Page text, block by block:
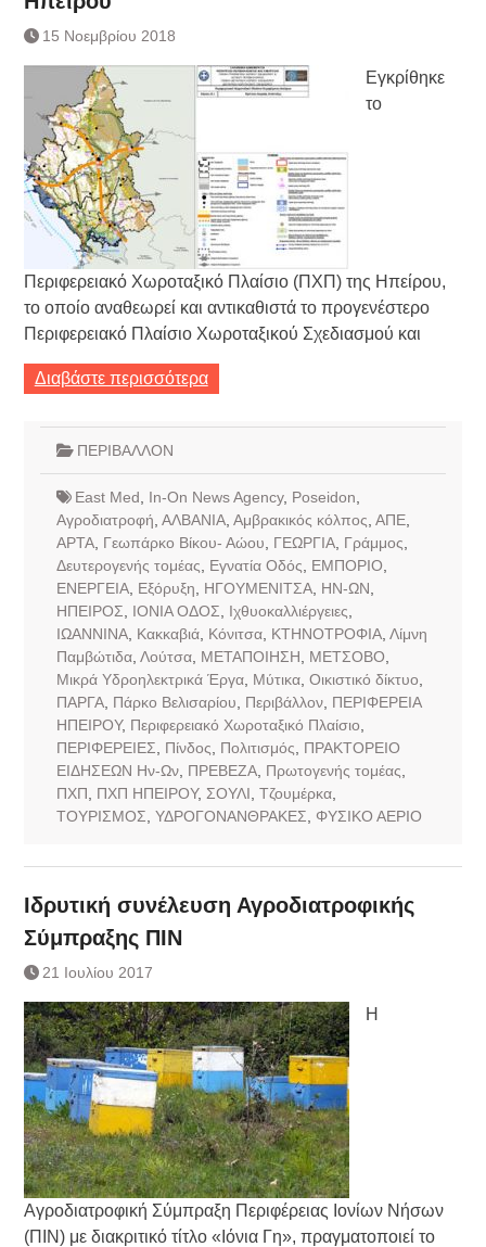
Συναλλάγματος &
Τραπεζογραμματίων 7-3-2019
Τραπεζογραμματίων 4-3-2019
Κάθοδος αγροτών
Δικαιοσύνη
15 Νοεμβρίου 2018
Εγκρίθηκε
το
Περιφερειακό Χωροταξικό Πλαίσιο (ΠΧΠ) της Ηπείρου,
το οποίο αναθεωρεί και αντικαθιστά το προγενέστερο
Περιφερειακό Πλαίσιο Χωροταξικού Σχεδιασμού και
Διαβάστε περισσότερα
ΠΕΡΙΒΑΛΛΟΝ
East Med In-On News Agency, Poseidon
Αγροδιατροφή ΑΛΒΑΝΙΑ, Αμβρακικός κόλπος ΑΠΕ,
ΑΡΤΑ, Γεωπάρκο Βίκου- Αώου ΓΕΩΡΓΙΑ, Γράμμος
Δευτερογενής τομέας
Εγνατία Οδός ΕΜΠΟΡΙΟ
ΕΝΕΡΓΕΙΑ, Εξόρυξη ΗΓΟΥΜΕΝΙΤΣΑ, ΗΝ-ΩΝ
ΗΠΕΙΡΟΣ
ΙΟΝΙΑ ΟΔΟΣ Ιχθυοκαλλιέργειες
ΙΩΑΝΝΙΝΑ, Κακκαβιά, Κόνιτσα, ΚΤΗΝΟΤΡΟΦΙΑ, Λίμνη
Παμβώτιδα, Λούτσα, ΜΕΤΑΠΟΙΗΣΗ ΜΕΤΣΟΒΟ
Μικρά Υδροηλεκτρικά Έργα, Μύτικα, Οικιστικό δίκτυο
ΠΑΡΓΑ, Πάρκο Βελισαρίου Περιβάλλον, ΠΕΡΙΦΕΡΕΙΑ
ΗΠΕΙΡΟΥ, Περιφερειακό Χωροταξικό Πλαίσιο
ΠΕΡΙΦΕΡΕΙΕΣ
Πίνδος Πολιτισμός
ΠΡΑΚΤΟΡΕΙΟ
ΕΙΔΗΣΕΩΝ Ην-Ων, ΠΡΕΒΕΖΑ, Πρωτογενής τομέας
ΠΧΠ
ΠΧΠ ΗΠΕΙΡΟΥ, ΣΟΥΛΙ Τζουμέρκα,
ΤΟΥΡΙΣΜΟΣ ΥΔΡΟΓΟΝΑΝΘΡΑΚΕΣ ΦΥΣΙΚΟ ΑΕΡΙΟ
Ιδρυτική συνέλευση Αγροδιατροφικής
Σύμπραξης ΠΙΝ
21 Ιουλίου 2017
Η
Αγροδιατροφική Σύμπραξη Περιφέρειας Ιονίων Νήσων
(ΠΙΝ) με διακριτικό τίτλο «Ιόνια Γη», πραγματοποιεί το